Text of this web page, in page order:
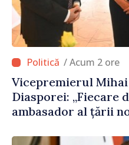
/ Acum 2 ore
Vicepremierul
Diasporei: „Fiecare
ambasador al țării